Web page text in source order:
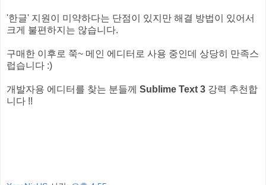
'한글' 지원이 미약하다는 단점이 있지만 해결 방법이 있어서
크게 불편하지는 않습니다.
구매한 이후로 쭉~ 메인 에디터로 사용 중인데 상당히 만족스
럽습니다 :)
개발자용 에디터를 찾는 분들께 Sublime Text 3 강력 추천합
니다 !!